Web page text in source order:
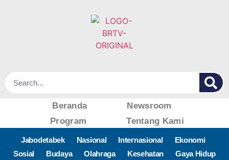
Beranda
Newsroom
Program
Tentang Kami
Jabodetabek Nasional Internasional
Ekonomi
Sosial
Budaya Olahraga Kesehatan
Gaya Hidup